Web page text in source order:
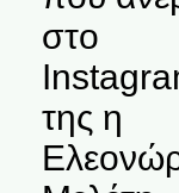
στο
της η